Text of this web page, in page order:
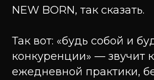
NEW BORN, так сказать.
Так вот: «будь собой и
конкуренции» — звучит
ежедневной практики,